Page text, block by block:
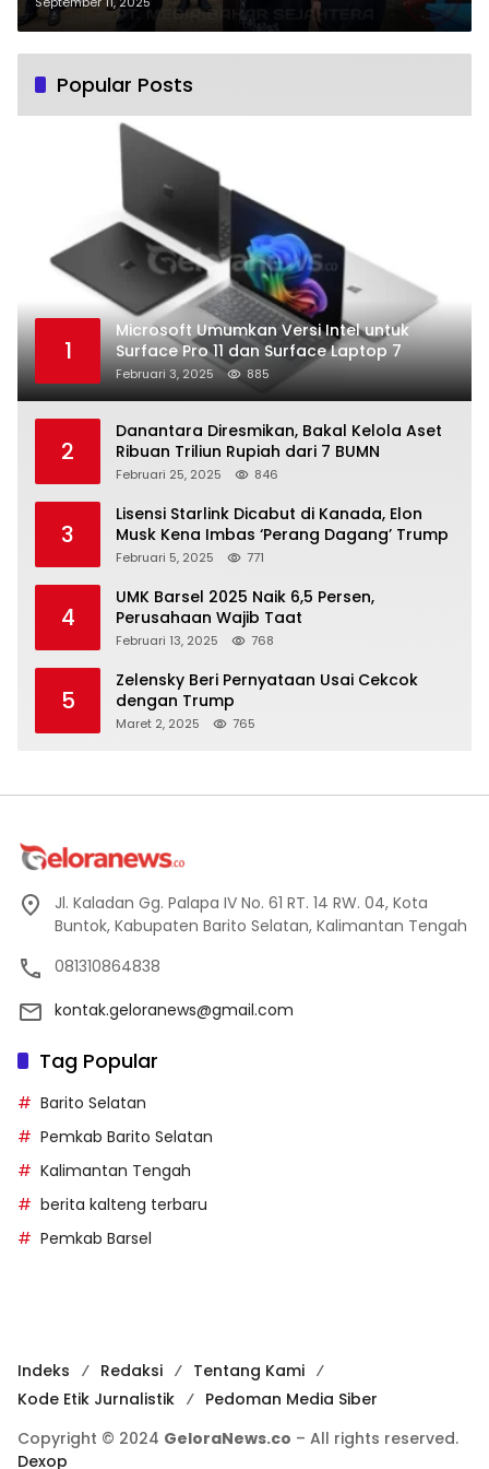
Popular Posts
1
Microsoft Umumkan Versi Intel untuk
Surface Pro 11 dan Surface Laptop 7
Februari 3, 2025 885
2
Danantara Diresmikan, Bakal Kelola Aset
Ribuan Triliun Rupiah dari 7 BUMN
Februari 25, 2025 846
3
Lisensi Starlink Dicabut di Kanada, Elon
Musk Kena Imbas ‘Perang Dagang’ Trump
Februari 5, 2025 771
4
UMK Barsel 2025 Naik 6,5 Persen,
Perusahaan Wajib Taat
Februari 13, 2025 768
5
Zelensky Beri Pernyataan Usai Cekcok
dengan Trump
Maret 2, 2025 765
Jl. Kaladan Gg. Palapa IV No. 61 RT. 14 RW. 04, Kota
Buntok, Kabupaten Barito Selatan, Kalimantan Tengah
081310864838
kontak.geloranews@gmail.com
Tag Popular
Barito Selatan
Pemkab Barito Selatan
Kalimantan Tengah
berita kalteng terbaru
Pemkab Barsel
Indeks Redaksi
Tentang Kami
Kode Etik Jurnalistik
Pedoman Media Siber
Copyright © 2024 GeloraNews.co – All rights reserved.
Dexop